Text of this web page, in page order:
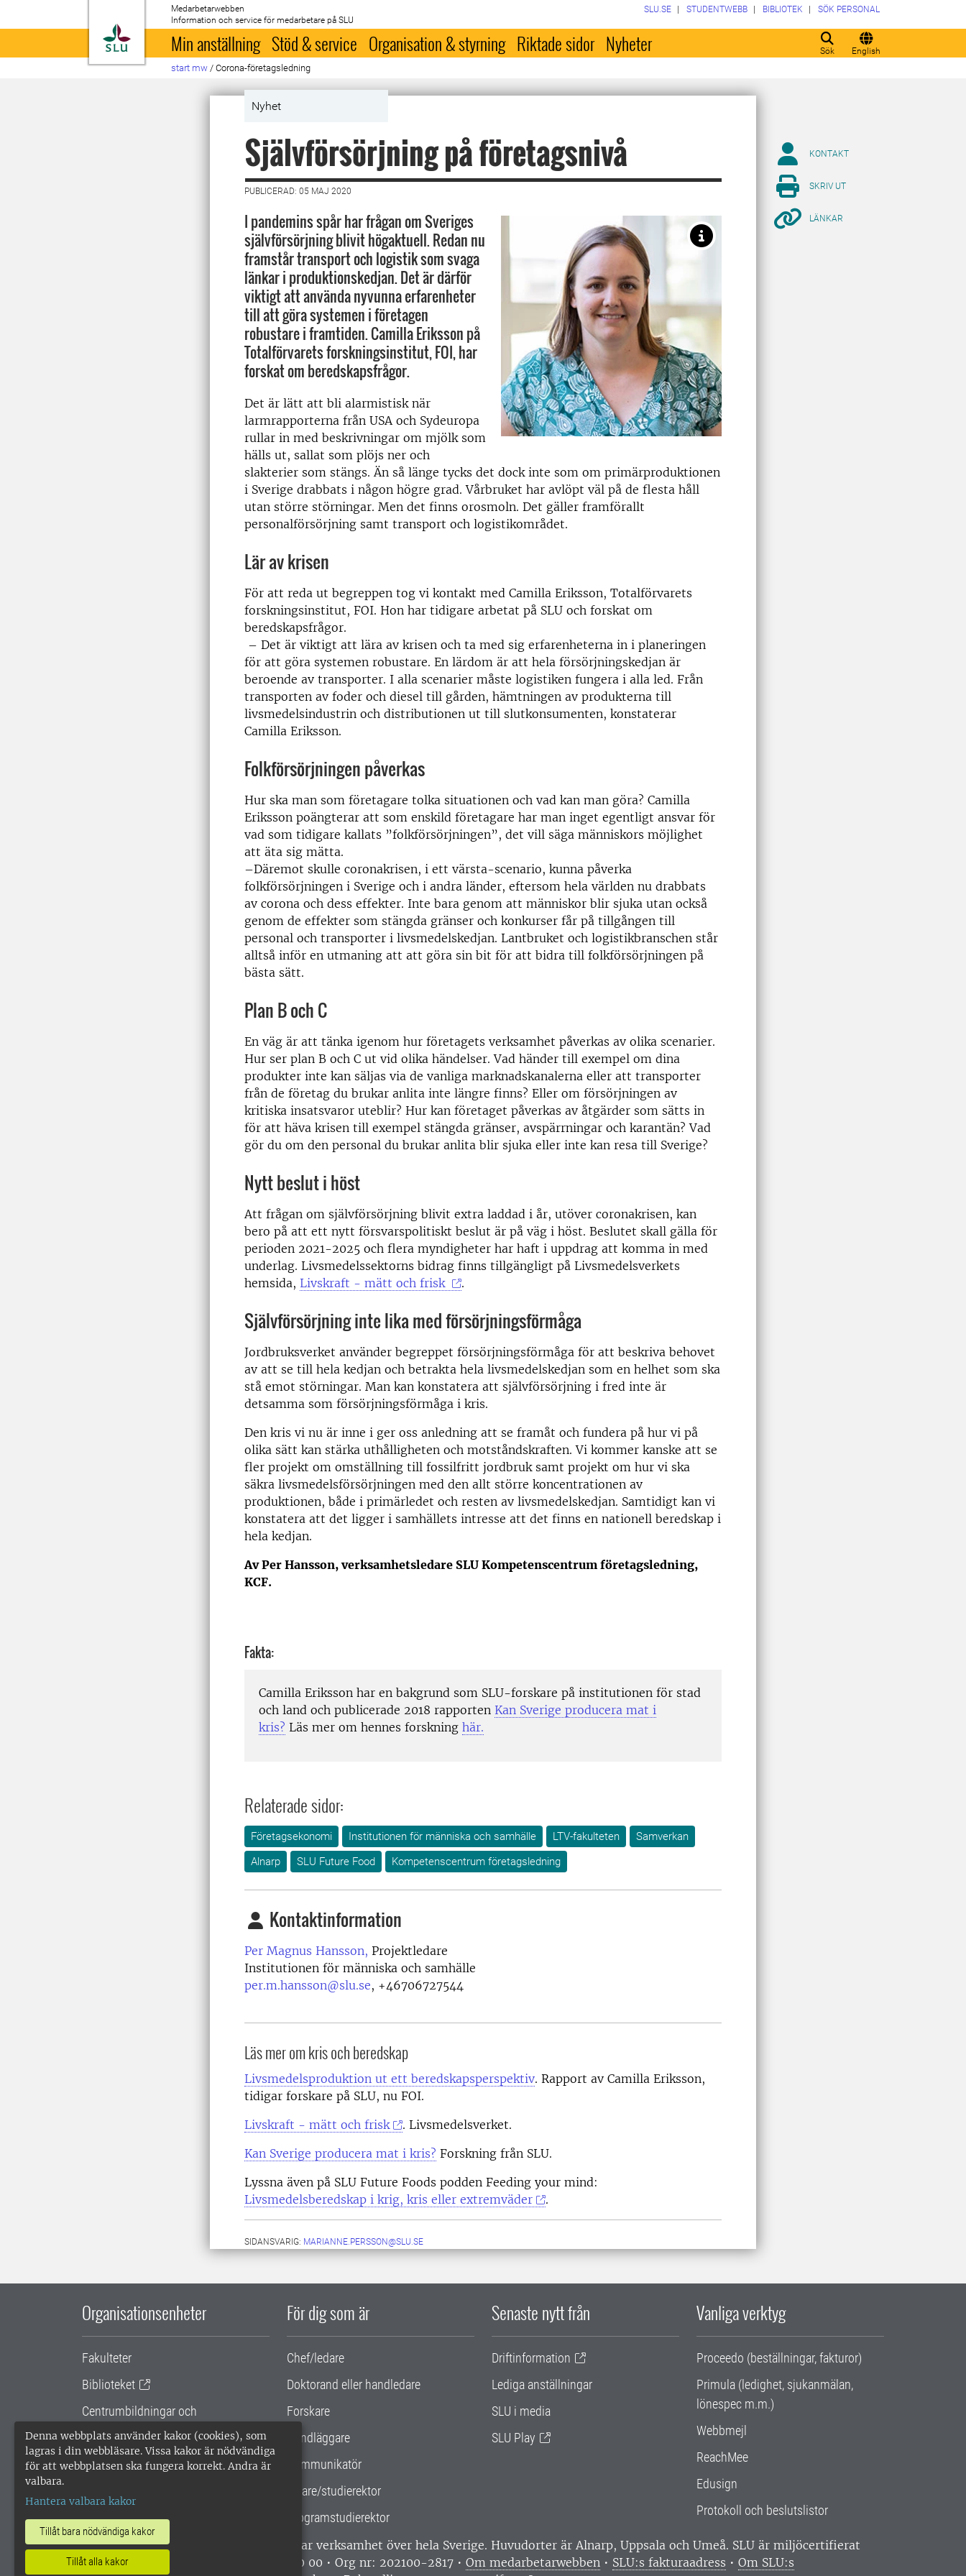
Denna webbplats använder kakor (cookies), som
lagras i din webbläsare. Vissa kakor är nödvändiga
för att webbplatsen ska fungera korrekt. Andra är
valbara.
Hantera valbara kakor
Tillåt bara nödvändiga kakor
Tillåt alla kakor
Till startsida
Medarbetarwebben
Information och service för medarbetare på SLU
Sök English
SLU.SE STUDENTWEBB BIBLIOTEK SÖK PERSONAL
Min anställning Stöd & service Organisation & styrning Riktade sidor Nyheter
start mw / Corona-företagsledning
Nyhet
Självförsörjning på företagsnivå
PUBLICERAD: 05 MAJ 2020
I pandemins spår har frågan om Sveriges
självförsörjning blivit högaktuell. Redan nu
framstår transport och logistik som svaga
länkar i produktionskedjan. Det är därför
viktigt att använda nyvunna erfarenheter
till att göra systemen i företagen
robustare i framtiden. Camilla Eriksson på
Totalförvarets forskningsinstitut, FOI, har
forskat om beredskapsfrågor.
Det är lätt att bli alarmistisk när
larmrapporterna från USA och Sydeuropa
rullar in med beskrivningar om mjölk som
hälls ut, sallat som plöjs ner och
slakterier som stängs. Än så länge tycks det dock inte som om primärproduktionen
i Sverige drabbats i någon högre grad. Vårbruket har avlöpt väl på de flesta håll
utan större störningar. Men det finns orosmoln. Det gäller framförallt
personalförsörjning samt transport och logistikområdet.
Lär av krisen
För att reda ut begreppen tog vi kontakt med Camilla Eriksson, Totalförvarets
forskningsinstitut, FOI. Hon har tidigare arbetat på SLU och forskat om
beredskapsfrågor.
– Det är viktigt att lära av krisen och ta med sig erfarenheterna in i planeringen
för att göra systemen robustare. En lärdom är att hela försörjningskedjan är
beroende av transporter. I alla scenarier måste logistiken fungera i alla led. Från
transporten av foder och diesel till gården, hämtningen av produkterna till
livsmedelsindustrin och distributionen ut till slutkonsumenten, konstaterar
Camilla Eriksson.
Folkförsörjningen påverkas
Hur ska man som företagare tolka situationen och vad kan man göra? Camilla
Eriksson poängterar att som enskild företagare har man inget egentligt ansvar för
vad som tidigare kallats ”folkförsörjningen”, det vill säga människors möjlighet
att äta sig mätta.
–Däremot skulle coronakrisen, i ett värsta-scenario, kunna påverka
folkförsörjningen i Sverige och i andra länder, eftersom hela världen nu drabbats
av corona och dess effekter. Inte bara genom att människor blir sjuka utan också
genom de effekter som stängda gränser och konkurser får på tillgången till
personal och transporter i livsmedelskedjan. Lantbruket och logistikbranschen står
alltså inför en utmaning att att göra sin bit för att bidra till folkförsörjningen på
bästa sätt.
Plan B och C
En väg är att tänka igenom hur företagets verksamhet påverkas av olika scenarier.
Hur ser plan B och C ut vid olika händelser. Vad händer till exempel om dina
produkter inte kan säljas via de vanliga marknadskanalerna eller att transporter
från de företag du brukar anlita inte längre finns? Eller om försörjningen av
kritiska insatsvaror uteblir? Hur kan företaget påverkas av åtgärder som sätts in
för att häva krisen till exempel stängda gränser, avspärrningar och karantän? Vad
gör du om den personal du brukar anlita blir sjuka eller inte kan resa till Sverige?
Nytt beslut i höst
Att frågan om självförsörjning blivit extra laddad i år, utöver coronakrisen, kan
bero på att ett nytt försvarspolitiskt beslut är på väg i höst. Beslutet skall gälla för
perioden 2021-2025 och flera myndigheter har haft i uppdrag att komma in med
underlag. Livsmedelssektorns bidrag finns tillgängligt på Livsmedelsverkets
hemsida, Livskraft - mätt och frisk .
Självförsörjning inte lika med försörjningsförmåga
Jordbruksverket använder begreppet försörjningsförmåga för att beskriva behovet
av att se till hela kedjan och betrakta hela livsmedelskedjan som en helhet som ska
stå emot störningar. Man kan konstatera att självförsörjning i fred inte är
detsamma som försörjningsförmåga i kris.
Den kris vi nu är inne i ger oss anledning att se framåt och fundera på hur vi på
olika sätt kan stärka uthålligheten och motståndskraften. Vi kommer kanske att se
fler projekt om omställning till fossilfritt jordbruk samt projekt om hur vi ska
säkra livsmedelsförsörjningen med den allt större koncentrationen av
produktionen, både i primärledet och resten av livsmedelskedjan. Samtidigt kan vi
konstatera att det ligger i samhällets intresse att det finns en nationell beredskap i
hela kedjan.
Av Per Hansson, verksamhetsledare SLU Kompetenscentrum företagsledning,
KCF.
Fakta:
Camilla Eriksson har en bakgrund som SLU-forskare på institutionen för stad
och land och publicerade 2018 rapporten Kan Sverige producera mat i
kris? Läs mer om hennes forskning här.
Relaterade sidor:
Företagsekonomi Institutionen för människa och samhälle LTV-fakulteten
Samverkan
Alnarp
SLU Future Food Kompetenscentrum företagsledning
Kontaktinformation
Per Magnus Hansson, Projektledare
Institutionen för människa och samhälle
per.m.hansson@slu.se, +46706727544
Läs mer om kris och beredskap
Livsmedelsproduktion ut ett beredskapsperspektiv. Rapport av Camilla Eriksson,
tidigar forskare på SLU, nu FOI.
Livskraft - mätt och frisk
. Livsmedelsverket.
Kan Sverige producera mat i kris? Forskning från SLU.
Lyssna även på SLU Future Foods podden Feeding your mind:
Livsmedelsberedskap i krig, kris eller extremväder
.
SIDANSVARIG: MARIANNE.PERSSON@SLU.SE
KONTAKT
SKRIV UT
LÄNKAR
Organisationsenheter
Fakulteter
Biblioteket
Centrumbildningar och
samarbetsprojekt
Gemensamma verksamhetsstödet
För dig som är
Chef/ledare
Doktorand eller handledare
Forskare
Handläggare
Kommunikatör
Lärare/studierektor
Programstudierektor
Senaste nytt från
Driftinformation
Lediga anställningar
SLU i media
SLU Play
Vanliga verktyg
Proceedo (beställningar, fakturor)
Primula (ledighet, sjukanmälan,
lönespec m.m.)
Webbmejl
ReachMee
Edusign
Protokoll och beslutslistor
SLU, Sveriges lantbruksuniversitet, har verksamhet över hela Sverige. Huvudorter är Alnarp, Uppsala och Umeå. SLU är miljöcertifierat
enligt ISO 14001. •
Telefon: 018-67 10 00 • Org nr: 202100-2817 • Om medarbetarwebben • SLU:s fakturaadress • Om SLU:s